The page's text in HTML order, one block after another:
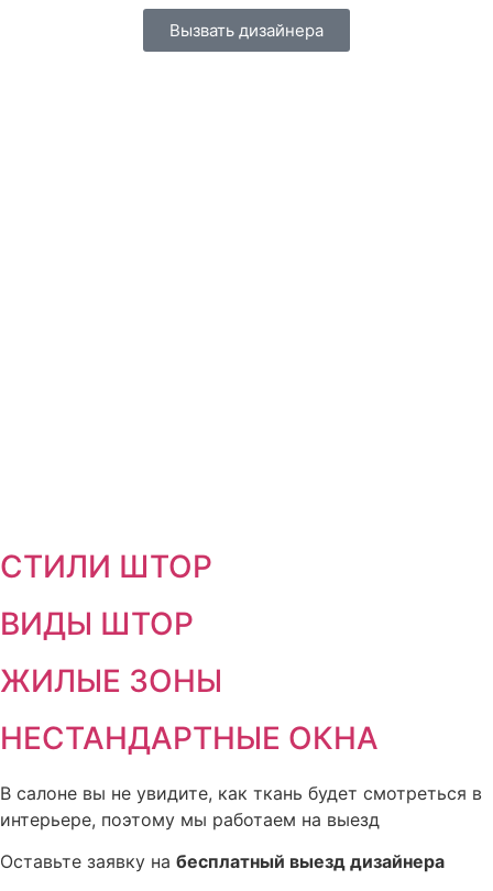
Вызвать дизайнера
СТИЛИ ШТОР
ВИДЫ ШТОР
ЖИЛЫЕ ЗОНЫ
НЕСТАНДАРТНЫЕ ОКНА
В салоне вы не увидите, как ткань будет смотреться в
интерьере, поэтому мы работаем на выезд
Оставьте заявку на бесплатный выезд дизайнера